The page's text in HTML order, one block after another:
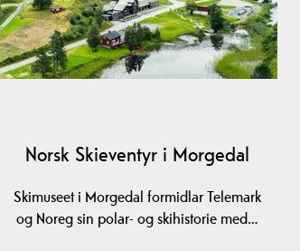
Norsk Skieventyr i Morgedal
Skimuseet i Morgedal formidlar Telemark
og Noreg sin polar- og skihistorie med…